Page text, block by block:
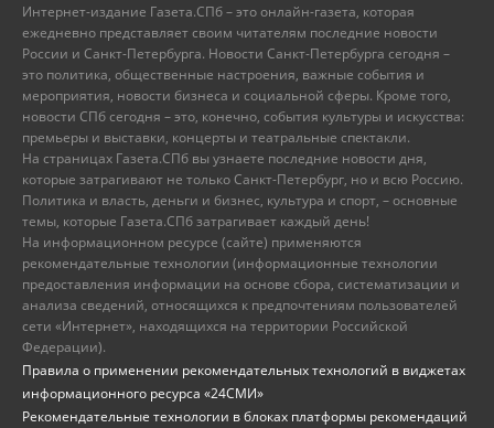
Интернет-издание Газета.СПб – это онлайн-газета, которая
ежедневно представляет своим читателям последние новости
России и Санкт-Петербурга. Новости Санкт-Петербурга сегодня –
это политика, общественные настроения, важные события и
мероприятия, новости бизнеса и социальной сферы. Кроме того,
новости СПб сегодня – это, конечно, события культуры и искусства:
премьеры и выставки, концерты и театральные спектакли.
На страницах Газета.СПб вы узнаете последние новости дня,
которые затрагивают не только Санкт-Петербург, но и всю Россию.
Политика и власть, деньги и бизнес, культура и спорт, – основные
темы, которые Газета.СПб затрагивает каждый день!
На информационном ресурсе (сайте) применяются
рекомендательные технологии (информационные технологии
предоставления информации на основе сбора, систематизации и
анализа сведений, относящихся к предпочтениям пользователей
сети «Интернет», находящихся на территории Российской
Федерации).
Правила о применении рекомендательных технологий в виджетах
информационного ресурса «24СМИ»
Рекомендательные технологии в блоках платформы рекомендаций